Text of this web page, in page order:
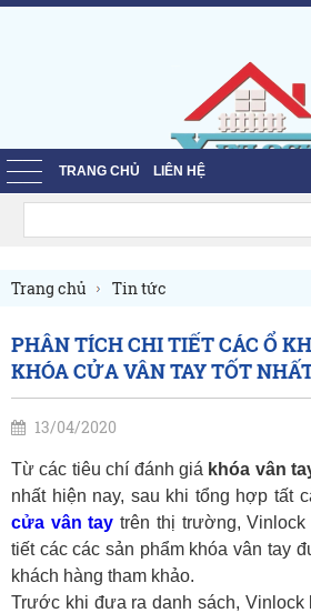
TRANG CHỦ LIÊN HỆ
Trang chủ Tin tức
PHÂN TÍCH CHI TIẾT CÁC Ổ
KHÓA CỬA VÂN TAY TỐT
13/04/2020
Từ các tiêu chí đánh giá khóa vân
nhất hiện nay, sau khi tổng hợp tất
cửa vân tay trên thị trường,
tiết các các sản phẩm khóa vân tay
khách hàng tham khảo.
Trước khi đưa ra danh sách, Vinlock